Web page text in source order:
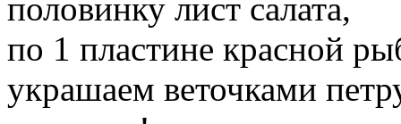
половинку лист салата,
по 1 пластине красной
украшаем веточками